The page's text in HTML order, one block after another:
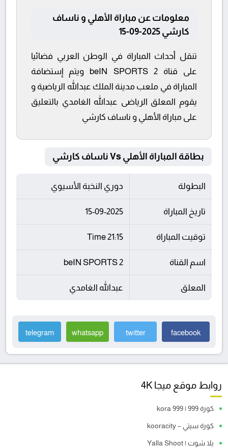
معلومات عن مباراة الأهلي و ناساف
كارشي 2025-09-15
تنقل أحداث المباراة في الوطن العربي فضائيا
على قناة beIN SPORTS 2 ويتم إستضافة
المباراة في ملعب مدينة الملك عبدالله الرياضية و
يقوم المعلق الرياضى عبدالله الغامدي بالتعليق
على مباراة الأهلي و ناساف كارشي
بطاقة المباراة الأهلي Vs ناساف كارشي
البطولة دوري النخبة الأسيوي
تاريخ المباراة 15-09-2025
توقيت المباراة 21:15 Time
اسم القناة beIN SPORTS 2
المعلق عبدالله الغامدي
facebook
twitter
whatsapp
telegram
روابط موقع ميجا 4K
كورة 999 | kora 999
كورة سيتي – kooracity
يلا شوت | Yalla Shoot